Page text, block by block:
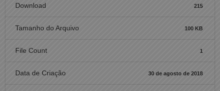
Download 215
Tamanho do Arquivo 100 KB
File Count 1
Data de Criação 30 de agosto de 2018